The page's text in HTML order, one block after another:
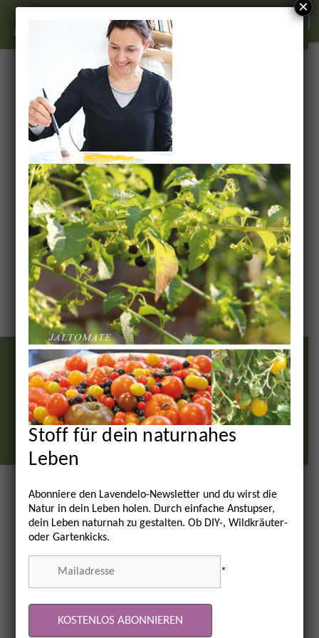
≡ MENU
≡ MENU
rita_bendner
IMPRESSUM
AGB
DATENSCHUTZ
©2024– 2026 Lavendelo // Christiane Büch / Albertine Sprandel
Stoff für dein naturnahes
Leben
Abonniere den Lavendelo-Newsletter und du wirst die
Natur in dein Leben holen. Durch einfache Anstupser,
dein Leben naturnah zu gestalten. Ob DIY-, Wildkräuter-
oder Gartenkicks.
*
×